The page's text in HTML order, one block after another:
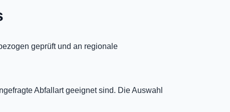
geprüft und an regionale
Abfallart geeignet sind. Die Auswahl